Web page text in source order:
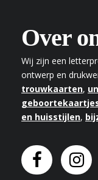
Over
Wij zijn een
ontwerp en
trouwkaarten,
en huisstijlen,